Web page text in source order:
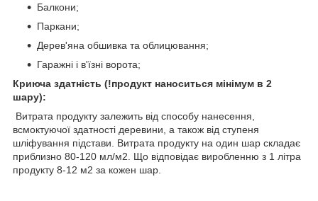
Балкони;
Паркани;
Дерев'яна обшивка та облицювання;
Гаражні і в'їзні ворота;
Криюча здатність (!продукт наноситься мінімум в 2
шару):
Витрата продукту залежить від способу нанесення,
всмоктуючої здатності деревини, а також від ступеня
шліфування підстави. Витрата продукту на один шар складає
приблизно 80-120 мл/м2 . Що відповідає виробленню з 1 літра
продукту 8-12 м2 за кожен шар.